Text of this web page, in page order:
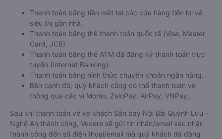
Thanh toán bằng tiền mặt tại các cửa hàng tiện lợi và
siêu thị gần nhà.
Thanh toán bằng thẻ thanh toán quốc tế (Visa, Master
Card, JCB).
Thanh toán bằng thẻ ATM đã đăng ký thanh toán trực
tuyến (Internet Banking).
Thanh toán bằng hình thức chuyển khoản ngân hàng.
Bên cạnh đó, quý khách cũng có thể thanh toán vé
thông qua các ví Momo, ZaloPay, AirPay, VNPay,…
Sau khi thanh toán vé xe khách Sân bay Nội Bài Quỳnh Lưu -
Nghệ An thành công, Vexere sẽ gửi tin nhắn/email xác nhận
thành công đến số điện thoại/email mà quý khách đã đăng